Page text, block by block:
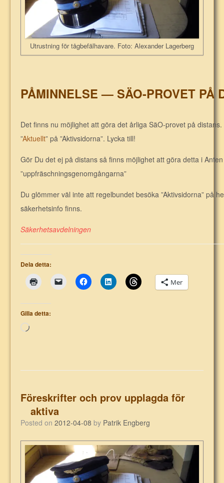
Utrustning för tågbefälhavare. Foto: Alexander Lagerberg
PÅMINNELSE — SÄO-PROVET PÅ
Det finns nu möjlighet att göra det årliga SäO-provet på
”Aktuellt” på ”Aktivsidorna”. Lycka till!
Gör Du det ej på distans så finns möjlighet att göra detta i
”uppfräschningsgenomgångarna”
Du glömmer väl inte att regelbundet besöka ”Aktivsidorna” på
säkerhetsinfo finns.
Säkerhetsavdelningen
Dela detta:
Mer
Gilla detta:
Laddar
Föreskrifter och prov upplagda för
aktiva
Posted on 2012-04-08 by Patrik Engberg